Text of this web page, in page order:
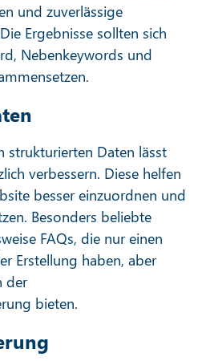
und zuverlässige
Ergebnisse sollten sich
Nebenkeywords und
strukturierten Daten lässt
verbessern. Diese helfen
besser einzuordnen und
Besonders beliebte
FAQs, die nur einen
Erstellung haben, aber
der
bieten.